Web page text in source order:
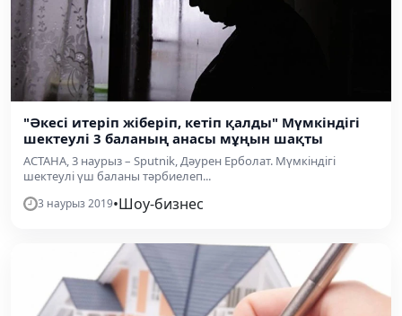
"Әкесі итеріп жіберіп, кетіп қалды" Мүмкіндігі
шектеулі 3 баланың анасы мұңын шақты
АСТАНА, 3 наурыз – Sputnik, Дәурен Ерболат. Мүмкіндігі
шектеулі үш баланы тәрбиелеп...
3 наурыз 2019•Шоу-бизнес